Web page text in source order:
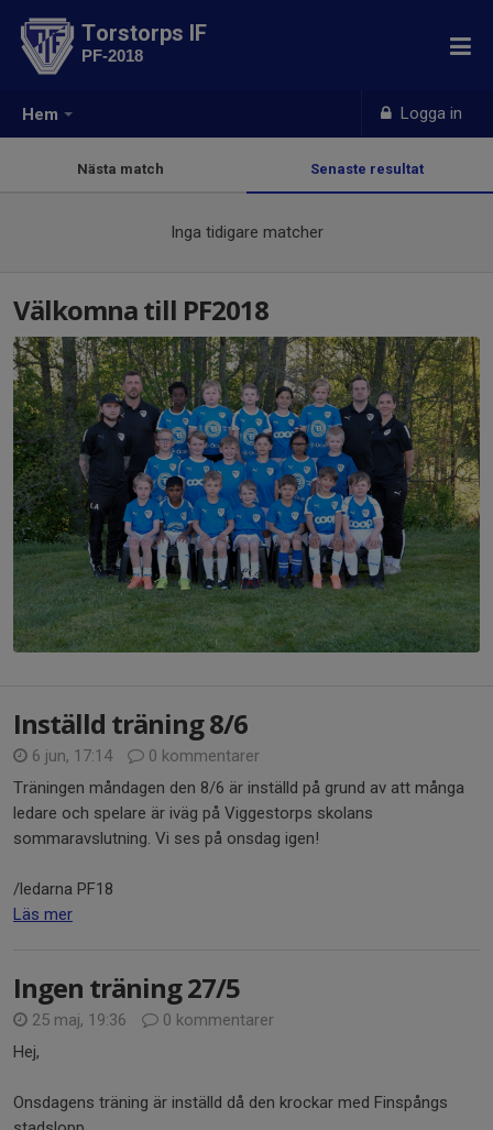
Hem Logga in
Torstorps IF
PF-2018
Nästa match Senaste resultat
Inga tidigare matcher
Välkomna till PF2018
Inställd träning 8/6
6 jun, 17:14
0 kommentarer
Träningen måndagen den 8/6 är inställd på grund av att många
ledare och spelare är iväg på Viggestorps skolans
sommaravslutning. Vi ses på onsdag igen!
/ledarna PF18
Läs mer
Ingen träning 27/5
25 maj, 19:36
0 kommentarer
Hej,
Onsdagens träning är inställd då den krockar med Finspångs